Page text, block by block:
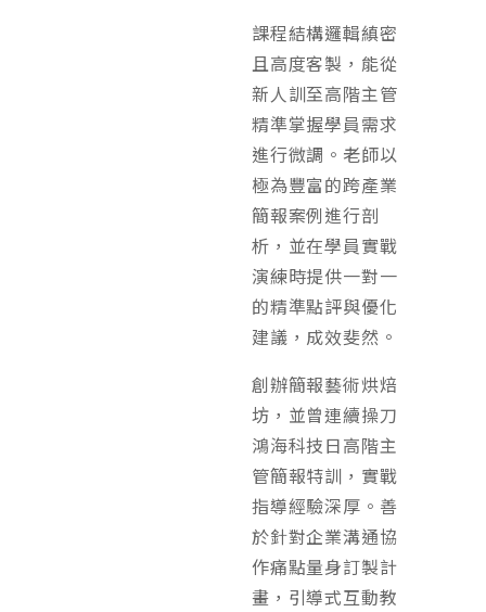
課程結構邏輯縝密
且高度客製，能從
新人訓至高階主管
精準掌握學員需求
進行微調。老師以
極為豐富的跨產業
簡報案例進行剖
析，並在學員實戰
演練時提供一對一
的精準點評與優化
建議，成效斐然。
創辦簡報藝術烘焙
坊，並曾連續操刀
鴻海科技日高階主
管簡報特訓，實戰
指導經驗深厚。善
於針對企業溝通協
作痛點量身訂製計
畫，引導式互動教